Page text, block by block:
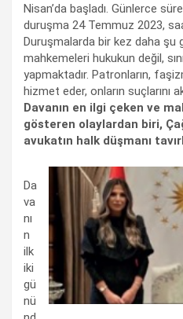
Nisan’da başladı. Günlerce
duruşma 24 Temmuz 2023,
Duruşmalarda bir kez daha şu
mahkemeleri hukukun değil,
yapmaktadır. Patronların,
hizmet eder, onların suçlarını
Davanın en ilgi çeken ve
gösteren olaylardan biri,
avukatın halk düşmanı
Da
va
nı
n
ilk
iki
gü
nü